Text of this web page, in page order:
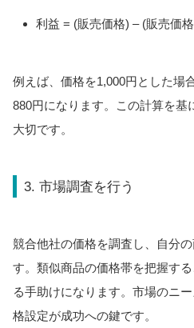
利益 = (販売価格) – (販売価
例えば、価格を1,000円とした場
880円になります。この計算を基
大切です。
3. 市場調査を行う
競合他社の価格を調査し、自分
す。類似商品の価格帯を把握す
る手助けになります。市場のニ
格設定が成功への鍵です。